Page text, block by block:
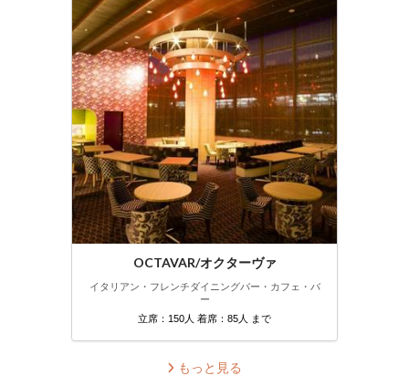
OCTAVAR/オクターヴァ
イタリアン・フレンチダイニングバー・カフェ・バ
ー
立席：150人 着席：85人 まで
もっと見る